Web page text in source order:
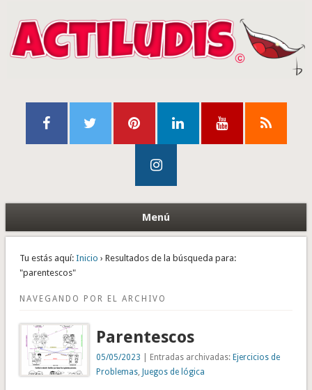
Menú
Tu estás aquí: Inicio › Resultados de la búsqueda para:
"parentescos"
NAVEGANDO POR EL ARCHIVO
Parentescos
05/05/2023 | Entradas archivadas:Ejercicios de
Problemas ,Juegos de lógica